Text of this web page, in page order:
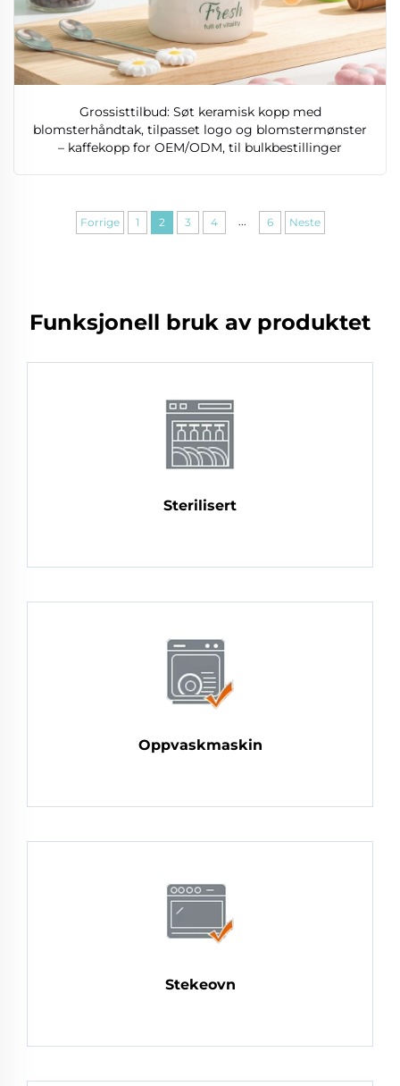
Grossisttilbud: Søt keramisk kopp med
blomsterhåndtak, tilpasset logo og blomstermønster
– kaffekopp for OEM/ODM, til bulkbestillinger
Forrige 1 2 3 4 ... 6 Neste
Funksjonell bruk av produktet
Sterilisert
Oppvaskmaskin
Stekeovn